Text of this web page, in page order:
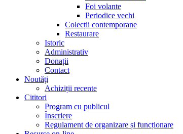
Foi volante
Periodice vechi
Colecții contemporane
Restaurare
Istoric
Administrativ
Donații
Contact
Noutăți
Achiziții recente
Cititori
Program cu publicul
Înscriere
Regulament de organizare și funcționare